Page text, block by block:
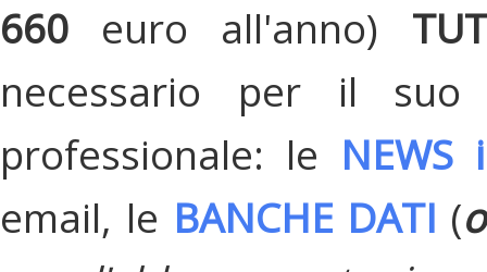
660 euro all'anno)
necessario per il suo
professionale: le
email, le BANCHE DATI (